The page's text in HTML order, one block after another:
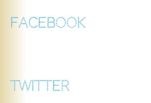
FACEBOOK
TWITTER